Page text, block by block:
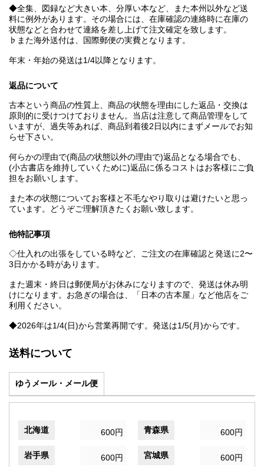
◆全集、図録など大きい本、分厚い本など、また本州以外など送
料に例外があります。その場合には、在庫確認の連絡時に在庫の
状態などと合わせて連絡を差し上げて注文確定を致します。
♭また海外送付は、国際郵便の実費となります。
年末・年始の発送は1/4以降となります。
返品について
古本という商品の性質上、商品の状態を理由にした返品・交換は
原則的に受けつけておりません。当店は注意して商品管理をして
いますが、過失等あれば、商品到着後2日以内にまずメールでお知
らせ下さい。
何らかの理由で(商品の状態以外の理由で)返品となる場合でも、
(小古書店を維持していくために)返品に係るコストはお客様にご負
担をお願いします。
また本の状態についてお客様と不毛なやり取りは避けたいと思っ
ています。どうぞご理解頂きたくお願い致します。
他特記事項
◇仕入れの出張をしている時など、ご注文の在庫確認と発送に2〜
3日かかる時があります。
また週末・終日は郵便局がお休みになりますので、発送は休み明
けになります。お急ぎの場合は、「日本の古本屋」など他店をご
利用ください。
◆2026年は1/4(日)から営業再開です。発送は1/5(月)からです。
送料について
ゆうメール・メール便
北海道 600円 青森県 600円
岩手県 600円 宮城県 600円